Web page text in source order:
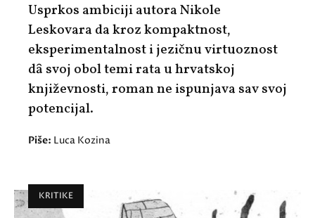
Usprkos ambiciji autora Nikole
Leskovara da kroz kompaktnost,
eksperimentalnost i jezičnu virtuoznost
dȃ svoj obol temi rata u hrvatskoj
književnosti, roman ne ispunjava sav svoj
potencijal.
Piše: Luca Kozina
KRITIKE